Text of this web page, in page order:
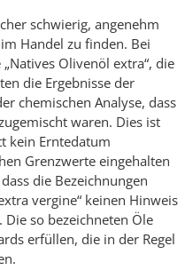
schwierig, angenehm
Handel zu finden. Bei
Olivenöl extra“, die
die Ergebnisse der
chemischen Analyse, dass
waren. Dies ist
kein Erntedatum
Grenzwerte eingehalten
die Bezeichnungen
vergine“ keinen Hinweis
so bezeichneten Öle
erfüllen, die in der Regel